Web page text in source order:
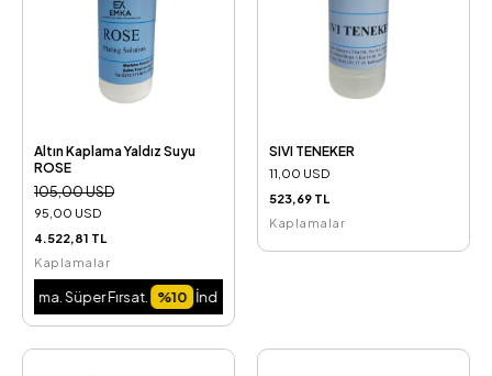
Altın Kaplama Yaldız Suyu
ROSE
105,00 USD
95,00 USD
4.522,81 TL
Kaplamalar
Süper Fırsat. %10 İndirim Fırsatını Kaçırma. Süper Fırsat.
SIVI TENEKER
11,00 USD
523,69 TL
Kaplamalar